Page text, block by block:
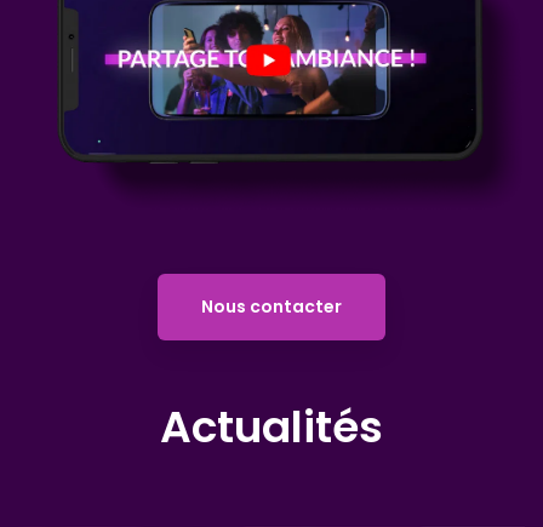
Nous contacter
Actualités